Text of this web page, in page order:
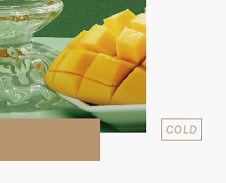
COLD